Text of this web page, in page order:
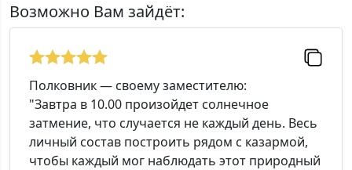
Комментарий:
*Максимальное кол-во символов - 500. Ручная модерация.
Возможно Вам зайдёт:
Полковник — своему заместителю:
"Завтра в 10.00 произойдет солнечное
затмение, что случается не каждый день. Весь
личный состав построить рядом с казармой,
чтобы каждый мог наблюдать этот природный